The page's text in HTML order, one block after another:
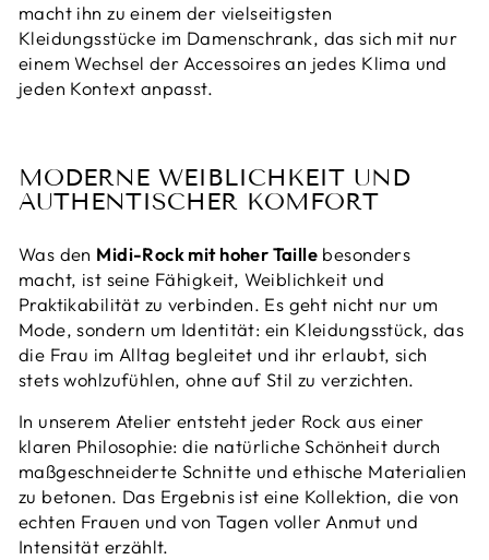
macht ihn zu einem der vielseitigsten
Kleidungsstücke im Damenschrank, das sich mit nur
einem Wechsel der Accessoires an jedes Klima und
jeden Kontext anpasst.
MODERNE WEIBLICHKEIT UND
AUTHENTISCHER KOMFORT
Was den Midi-Rock mit hoher Taille besonders
macht, ist seine Fähigkeit, Weiblichkeit und
Praktikabilität zu verbinden. Es geht nicht nur um
Mode, sondern um Identität: ein Kleidungsstück, das
die Frau im Alltag begleitet und ihr erlaubt, sich
stets wohlzufühlen, ohne auf Stil zu verzichten.
In unserem Atelier entsteht jeder Rock aus einer
klaren Philosophie: die natürliche Schönheit durch
maßgeschneiderte Schnitte und ethische Materialien
zu betonen. Das Ergebnis ist eine Kollektion, die von
echten Frauen und von Tagen voller Anmut und
Intensität erzählt.